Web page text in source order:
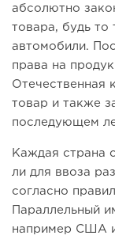
абсолютно
товара, будь то
автомобили.
права на
Отечественная
товар и также
последующем
Каждая страна
ли для ввоза
согласно
Параллельный
например США